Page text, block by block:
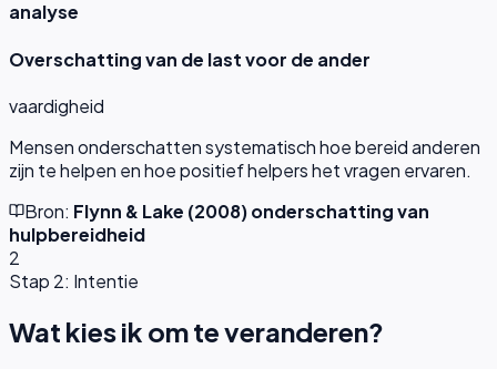
analyse
Overschatting van de last voor de ander
vaardigheid
Mensen onderschatten systematisch hoe bereid anderen
zijn te helpen en hoe positief helpers het vragen ervaren.
Bron: Flynn & Lake (2008) onderschatting van
hulpbereidheid
2
Stap 2: Intentie
Wat kies ik om te veranderen?